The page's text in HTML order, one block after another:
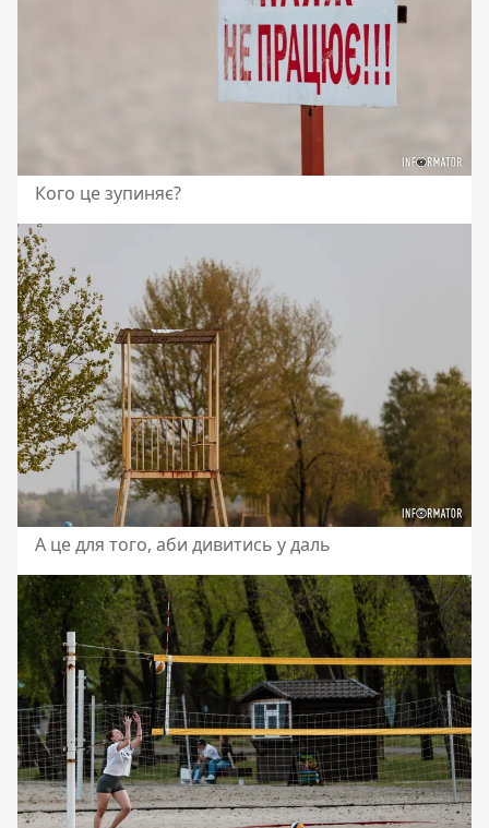
Кого це зупиняє?
А це для того, аби дивитись у даль